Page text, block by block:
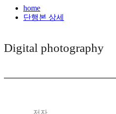
home
단행본 상세
Digital photography